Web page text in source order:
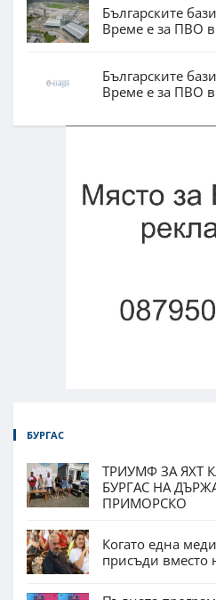
Българските
Време е за ПВО
Българските
Време е за ПВО
БУРГАС
ТРИУМФ ЗА ЯХТ
БУРГАС НА
ПРИМОРСКО
Когато една
присъди вместо